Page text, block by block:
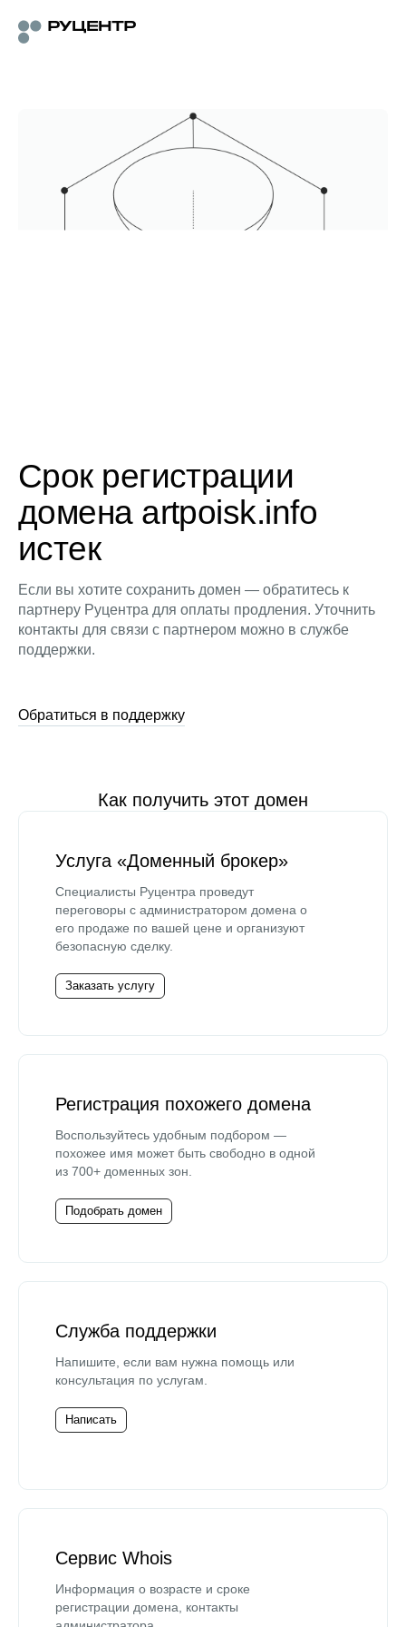
Срок регистрации
домена artpoisk.info
истек
Если вы хотите сохранить домен — обратитесь к
партнеру Руцентра для оплаты продления. Уточнить
контакты для связи с партнером можно в службе
поддержки.
Обратиться в поддержку
Как получить этот домен
Услуга «Доменный брокер»
Специалисты Руцентра проведут
переговоры с администратором домена о
его продаже по вашей цене и организуют
безопасную сделку.
Заказать услугу
Регистрация похожего домена
Воспользуйтесь удобным подбором —
похожее имя может быть свободно в одной
из 700+ доменных зон.
Подобрать домен
Служба поддержки
Напишите, если вам нужна помощь или
консультация по услугам.
Написать
Сервис Whois
Информация о возрасте и сроке
регистрации домена, контакты